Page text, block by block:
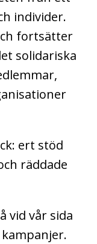
individer.
fortsätter
solidariska
ert stöd
räddade
vid vår sida